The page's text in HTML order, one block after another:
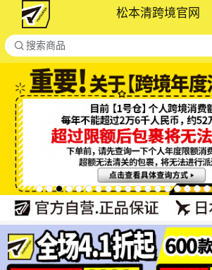
松本清跨境官网
 搜索商品